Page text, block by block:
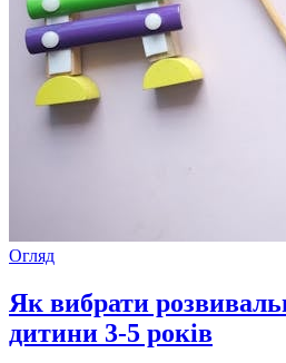
Огляд
Як вибрати
дитини 3-5 років